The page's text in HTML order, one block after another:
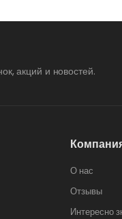
акций и новостей.
О нас
Отзывы
Интересно